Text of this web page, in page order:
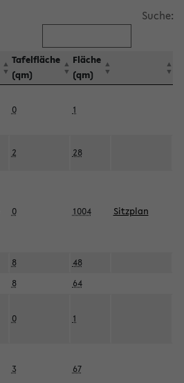
Suche:
Tafelfläche
(qm)
Fläche
(qm)
0 1
2 28
0 1004 Sitzplan
8
48
8 64
0 1
3 67